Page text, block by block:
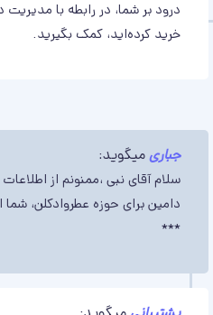
درود بر شما، در رابطه با مدیریت
خرید کرده‌اید، کمک بگیرید.
جباریمیگوید:
سلام آقای نبی ،ممنونم از
دامین برای حوزه عطروادکلن، شما
***